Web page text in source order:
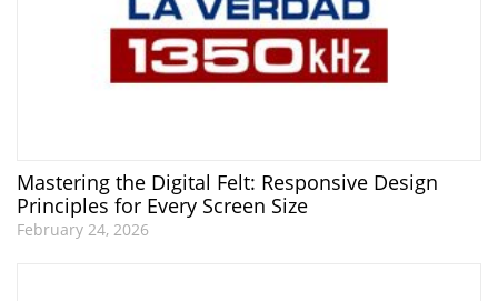
Mastering the Digital Felt: Responsive Design
Principles for Every Screen Size
February 24, 2026